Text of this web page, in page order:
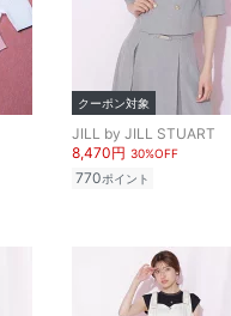
クーポン対象
JILL by JILL STUART
8,470円 30%OFF
770ポイント